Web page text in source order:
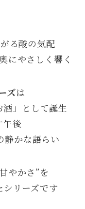
る酸の気配
にやさしく響く
ズは
酒」として誕生
午後
静かな語らい
やかさ”を
シリーズです